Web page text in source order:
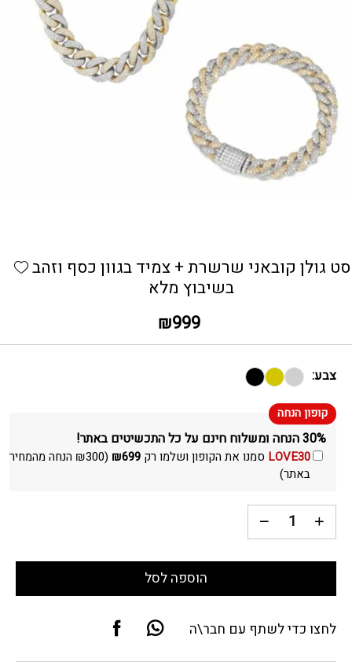
סט גולן קובאני שרשרת + צמיד בגוון כסף וזהב
בשיבוץ מלא
₪999
צבע:
30% הנחה ומשלוח חינם על כל התכשיטים באתר!
LOVE30 סמנו את הקופון ושלמו רק ₪699
(
₪300
הנחה מהמחיר
באתר)
הוספה לסל
לחצו כדי לשתף עם חבר\ה